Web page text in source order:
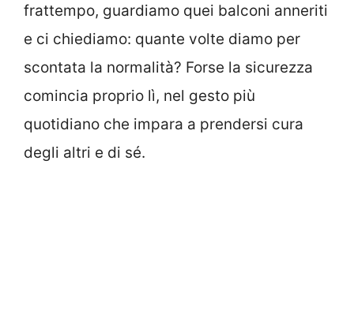
frattempo, guardiamo quei balconi anneriti
e ci chiediamo: quante volte diamo per
scontata la normalità? Forse la sicurezza
comincia proprio lì, nel gesto più
quotidiano che impara a prendersi cura
degli altri e di sé.